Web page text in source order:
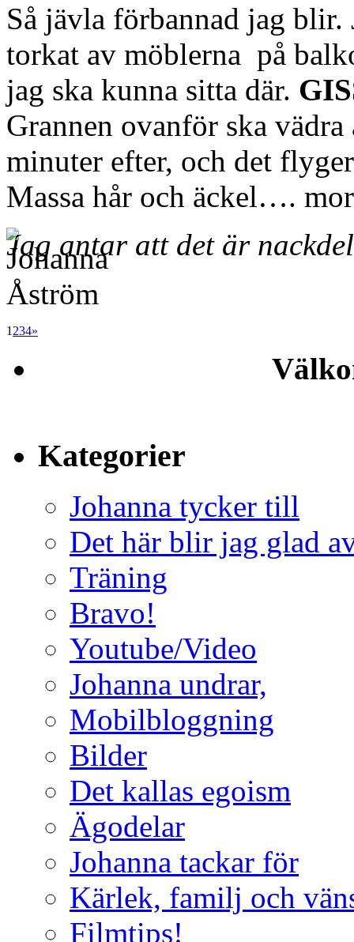
Så jävla förbannad jag blir.
torkat av möblerna på
jag ska kunna sitta där.
Grannen ovanför ska
minuter efter, och det
Massa hår och äckel….
Jag antar att det är
1 234»
Kategorier
Johanna tycker till
Det här blir jag glad
Träning
Bravo!
Youtube/Video
Johanna undrar,
Mobilbloggning
Bilder
Det kallas egoism
Ägodelar
Johanna tackar för
Kärlek, familj och
Filmtips!